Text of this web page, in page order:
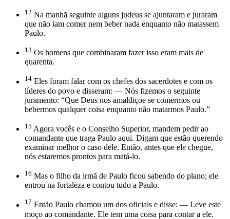
12 Na manhã seguinte alguns judeus se ajuntaram e juraram
que não iam comer nem beber nada enquanto não matassem
Paulo.
13 Os homens que combinaram fazer isso eram mais de
quarenta.
14 Eles foram falar com os chefes dos sacerdotes e com os
líderes do povo e disseram: — Nós fizemos o seguinte
juramento: “Que Deus nos amaldiçoe se comermos ou
bebermos qualquer coisa enquanto não matarmos Paulo.”
15 Agora vocês e o Conselho Superior, mandem pedir ao
comandante que traga Paulo aqui. Digam que estão querendo
examinar melhor o caso dele. Então, antes que ele chegue,
nós estaremos prontos para matá-lo.
16 Mas o filho da irmã de Paulo ficou sabendo do plano; ele
entrou na fortaleza e contou tudo a Paulo.
17 Então Paulo chamou um dos oficiais e disse: — Leve este
moço ao comandante. Ele tem uma coisa para contar a ele.